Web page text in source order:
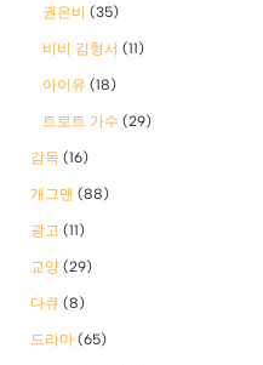
권은비 (35)
비비 김형서 (11)
아이유 (18)
트로트 가수 (29)
감독 (16)
개그맨 (88)
광고 (11)
교양 (29)
다큐 (8)
드라마 (65)